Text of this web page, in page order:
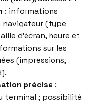
: informations
navigateur (type
d’écran, heure et
sur les
(impressions,
précise :
terminal ; possibilité